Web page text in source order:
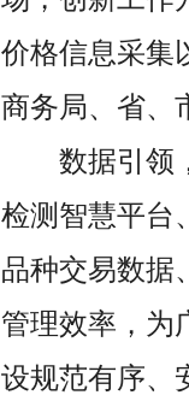
价格信息采集
商务局、省、
数据引领
检测智慧平台
品种交易数据
管理效率，为
设规范有序、